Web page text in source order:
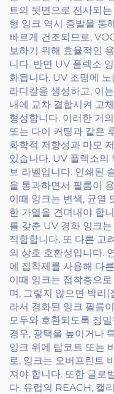
트의 뒷면으로 전사되
형 잉크 역시 증발을 통
빠르게 건조되므로,
보하기 위해 효율적인
니다. 반면 UV 플렉소
화됩니다. UV 조명에
라디칼을 생성하고, 이
내에 교차 결합시켜 고
형성합니다. 이러한 거
또는 다이 커팅과 같은
화학적 저항성과 마모
있습니다. UV 플렉소의
브 라벨입니다. 인쇄된
을 통과하면서 필름이
이때 잉크는 변색, 균열
한 가열을 견뎌내야 합
를 갖춘 UV 경화 잉크
적합합니다. 또 다른 고
의 상호 호환성입니다.
에 접착제를 사용해 다
이때 잉크는 접착층으
며, 그렇지 않으면 박리
라서 경화된 잉크 필름
모두와 호환되도록 정
경우, 광택을 높이거나
잉크 위에 탑코트 또는
로, 잉크는 오버프린트
져야 합니다. 또한 글로
다. 유럽의 REACH, 캘